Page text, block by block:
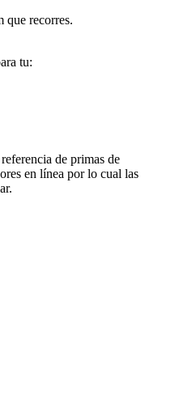
que recorres.
tu:
de primas de
en línea por lo cual las